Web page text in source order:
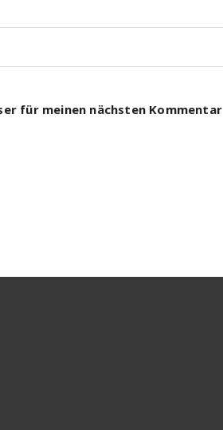
für meinen nächsten Kommentar